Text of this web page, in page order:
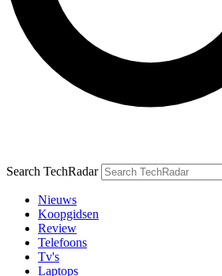
Search TechRadar
Nieuws
Koopgidsen
Review
Telefoons
Tv's
Laptops